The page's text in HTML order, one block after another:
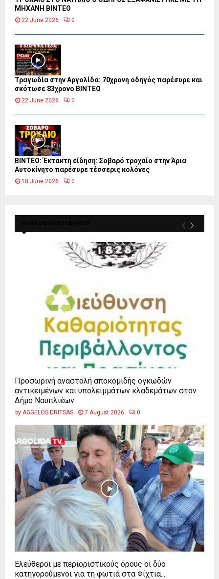
ΜΗΧΑΝΗ ΒΙΝΤΕΟ
22 June 2026 0
Τραγωδία στην Αργολίδα: 70χρονη οδηγός παρέσυρε και
σκότωσε 83χρονο ΒΙΝΤΕΟ
22 June 2026 0
ΒΙΝΤΕΟ: Έκτακτη είδηση: Σοβαρό τροχαίο στην Άρια
Αυτοκίνητο παρέσυρε τέσσερις κολόνες
18 June 2026 0
Προσωρινή αναστολή αποκομιδής ογκωδών
αντικειμένων και υπολειμμάτων κλαδεμάτων στον
Δήμο Ναυπλιέων
by AGGELOS DRITSAS 7 August 2026 0
Ελεύθεροι με περιοριστικούς όρους οι δύο
κατηγορούμενοι για τη φωτιά στα Φίχτια...